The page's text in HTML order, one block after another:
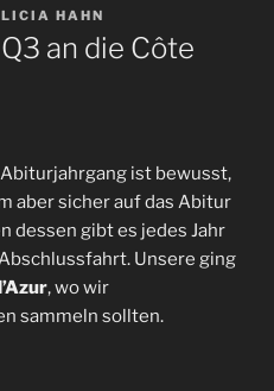
HAHN
an die Côte
ist bewusst,
aber sicher auf das Abitur
dessen gibt es jedes Jahr
Unsere ging
, wo wir
sammeln sollten.